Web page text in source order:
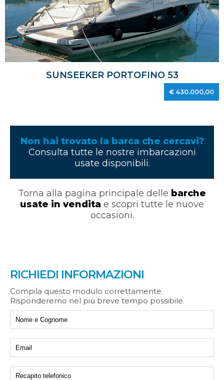
SUNSEEKER PORTOFINO 53
€ 430.000,00
Non hai trovato la barca che cercavi?
Consulta tutte le nostre imbarcazioni
usate disponibili.
Torna alla pagina principale delle barche
usate in vendita e scopri tutte le nuove
occasioni.
RICHIEDI INFORMAZIONI
Compila questo modulo correttamente.
Risponderemo nel più breve tempo possibile.